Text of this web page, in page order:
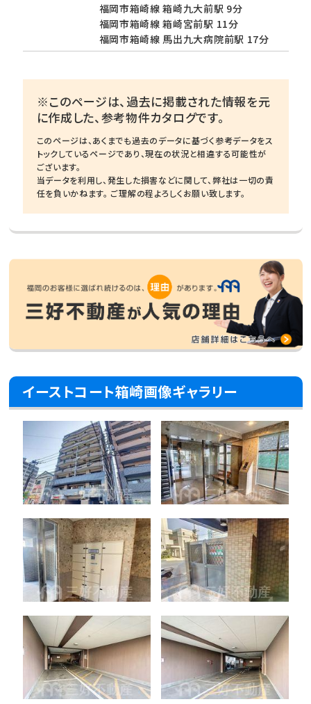
福岡市箱崎線 箱崎九大前駅 9分
福岡市箱崎線 箱崎宮前駅 11分
福岡市箱崎線 馬出九大病院前駅 17分
※このページは、過去に掲載された情報を元
に作成した、参考物件カタログです。
このページは、あくまでも過去のデータに基づく参考データをス
トックしているページであり、現在の状況と相違する可能性が
ございます。
当データを利用し、発生した損害などに関して、弊社は一切の責
任を負いかねます。 ご理解の程よろしくお願い致します。
イーストコート箱崎画像ギャラリー